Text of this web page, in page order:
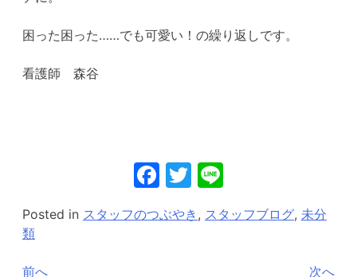
困った困った……でも可愛い！の繰り返しです。
看護師 森谷
Facebook
Twitter
Posted in スタッフのつぶやき , スタッフブログ, 未分
類
前へ 次へ